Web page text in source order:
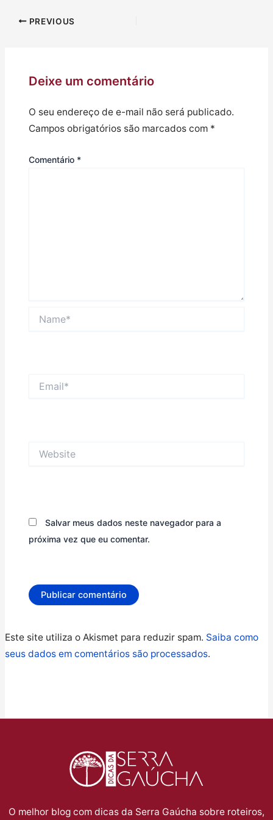
PREVIOUS
Deixe um comentário
O seu endereço de e-mail não será publicado.
Campos obrigatórios são marcados com *
Comentário *
Salvar meus dados neste navegador para a
próxima vez que eu comentar.
Este site utiliza o Akismet para reduzir spam. Saiba como
seus dados em comentários são processados.
O melhor blog com dicas da Serra Gaúcha sobre roteiros,